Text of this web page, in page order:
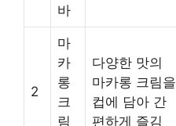
바
2
마
카
롱
크
림
다양한 맛의
마카롱 크림을
컵에 담아 간
편하게 즐김